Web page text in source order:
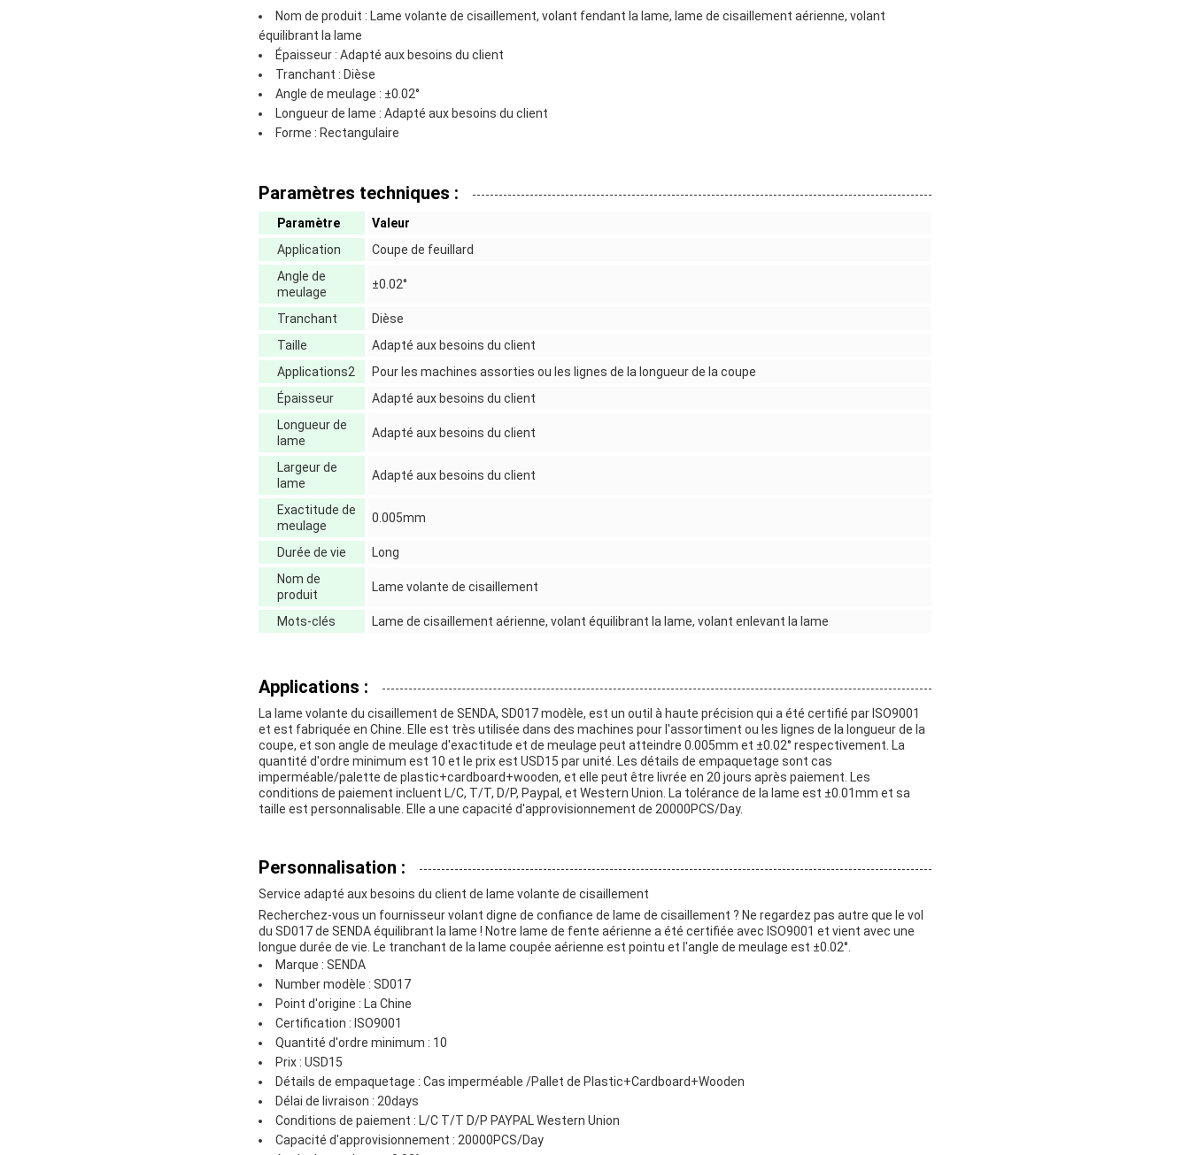
Nom de produit : Lame volante de cisaillement, volant fendant la lame, lame de cisaillement aérienne, volant
équilibrant la lame
Épaisseur : Adapté aux besoins du client
Tranchant : Dièse
Angle de meulage : ±0.02°
Longueur de lame : Adapté aux besoins du client
Forme : Rectangulaire
Paramètres techniques :
Paramètre
Valeur
Application
Coupe de feuillard
Angle de
meulage
±0.02°
Tranchant
Dièse
Taille
Adapté aux besoins du client
Applications2
Pour les machines assorties ou les lignes de la longueur de la coupe
Épaisseur
Adapté aux besoins du client
Longueur de
lame
Adapté aux besoins du client
Largeur de
lame
Adapté aux besoins du client
Exactitude de
meulage
0.005mm
Durée de vie
Long
Nom de
produit
Lame volante de cisaillement
Mots-clés Lame de cisaillement aérienne, volant équilibrant la lame, volant enlevant la lame
Applications :
La lame volante du cisaillement de SENDA, SD017 modèle, est un outil à haute précision qui a été certifié par ISO9001
et est fabriquée en Chine. Elle est très utilisée dans des machines pour l'assortiment ou les lignes de la longueur de la
coupe, et son angle de meulage d'exactitude et de meulage peut atteindre 0.005mm et ±0.02° respectivement. La
quantité d'ordre minimum est 10 et le prix est USD15 par unité. Les détails de empaquetage sont cas
imperméable/palette de plastic+cardboard+wooden, et elle peut être livrée en 20 jours après paiement. Les
conditions de paiement incluent L/C, T/T, D/P, Paypal, et Western Union. La tolérance de la lame est ±0.01mm et sa
taille est personnalisable. Elle a une capacité d'approvisionnement de 20000PCS/Day.
Personnalisation :
Service adapté aux besoins du client de lame volante de cisaillement
Recherchez-vous un fournisseur volant digne de confiance de lame de cisaillement ? Ne regardez pas autre que le vol
du SD017 de SENDA équilibrant la lame ! Notre lame de fente aérienne a été certifiée avec ISO9001 et vient avec une
longue durée de vie. Le tranchant de la lame coupée aérienne est pointu et l'angle de meulage est ±0.02°.
Marque : SENDA
Number modèle : SD017
Point d'origine : La Chine
Certification : ISO9001
Quantité d'ordre minimum : 10
Prix : USD15
Détails de empaquetage : Cas imperméable /Pallet de Plastic+Cardboard+Wooden
Délai de livraison : 20days
Conditions de paiement : L/C T/T D/P PAYPAL Western Union
Capacité d'approvisionnement : 20000PCS/Day